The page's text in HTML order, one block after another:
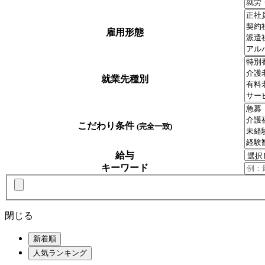
雇用形態
就業先種別
こだわり条件 (完全一致)
給与
キーワード
閉じる
新着順
人気ランキング